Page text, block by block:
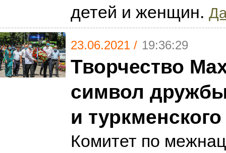
детей и женщин.
23.06.2021 / 19:36:29
Творчество
символ дружбы
и
Комитет по